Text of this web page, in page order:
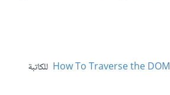
How To Traverse the DOM للكاتبة